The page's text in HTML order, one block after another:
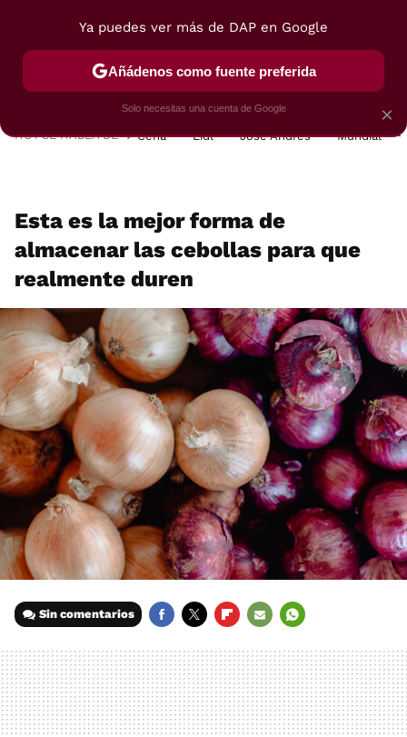
POSTRES VIAJES SELECCIÓN VEGUI
HOY SE HABLA DE Cena Lidl José Andrés Mundial
Esta es la mejor forma de
almacenar las cebollas para que
realmente duren
Sin comentarios
MAIL
×
Ya puedes ver más de DAP en Google
Añádenos como fuente preferida
Solo necesitas una cuenta de Google